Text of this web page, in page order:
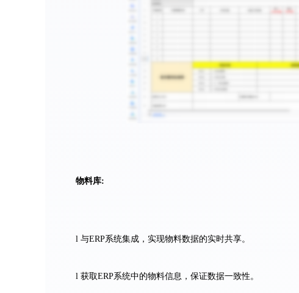
物料库:
l 与ERP系统集成，实现物料数据的实时共享。
l 获取ERP系统中的物料信息，保证数据一致性。